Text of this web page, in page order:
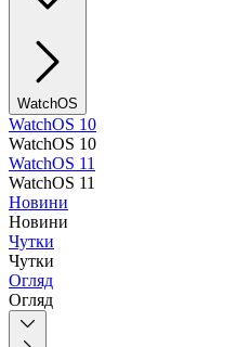
WatchOS
WatchOS 10
WatchOS 10
WatchOS 11
WatchOS 11
Новини
Новини
Чутки
Чутки
Огляд
Огляд